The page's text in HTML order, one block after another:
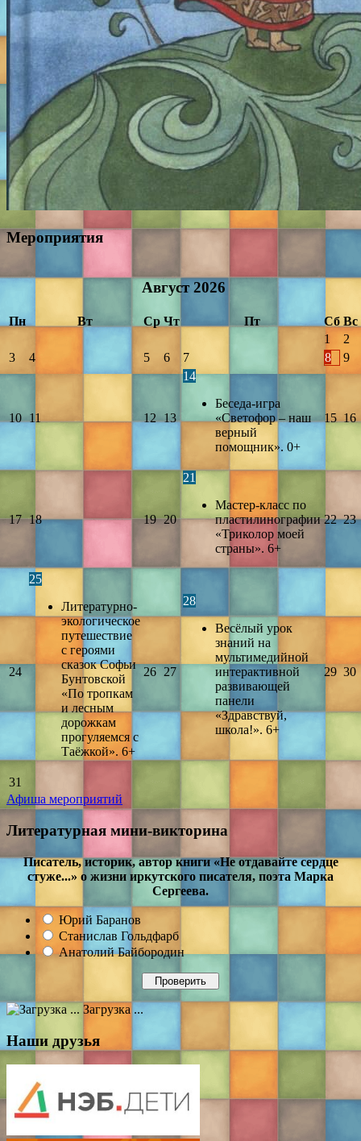
Мероприятия
Август 2026
Пн Вт Ср Чт Пт Сб Вс
1
2
3
4 5 6 7 8 9
10 11 12 13
14
Беседа-игра
«Светофор – наш
верный
помощник». 0+
15 16
17 18 19 20
21
Мастер-класс по
пластилинографии
«Триколор моей
страны». 6+
22 23
24
25
Литературно-
экологическое
путешествие
с героями
сказок Софьи
Бунтовской
«По тропкам
и лесным
дорожкам
прогуляемся с
Таёжкой». 6+
26 27
28
Весёлый урок
знаний на
мультимедийной
интерактивной
развивающей
панели
«Здравствуй,
школа!». 6+
29 30
31
Афиша мероприятий
Литературная мини-викторина
Писатель, историк, автор книги «Не отдавайте сердце
стуже...» о жизни иркутского писателя, поэта Марка
Сергеева.
Юрий Баранов
Станислав Гольдфарб
Анатолий Байбородин
Загрузка ...
Наши друзья